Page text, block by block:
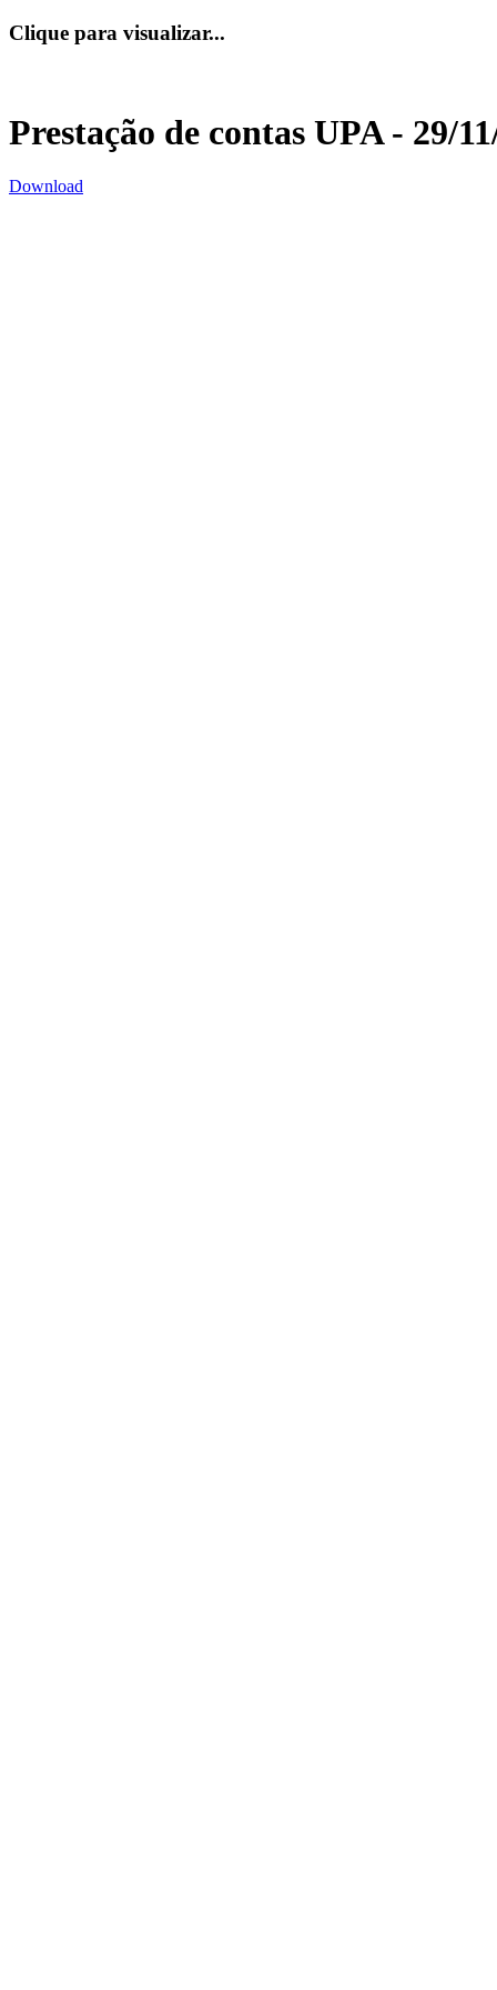
Clique para visualizar...
Prestação de contas UPA - 29/
Download